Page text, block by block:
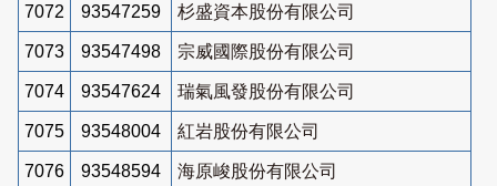
7072 93547259 杉盛資本股份有限公司
7073 93547498 宗威國際股份有限公司
7074 93547624 瑞氣風發股份有限公司
7075 93548004 紅岩股份有限公司
7076 93548594 海原峻股份有限公司